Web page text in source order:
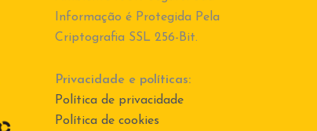
Informação é Protegida Pela
Criptografia SSL 256-Bit.
Privacidade e políticas:
Política de privacidade
Política de cookies